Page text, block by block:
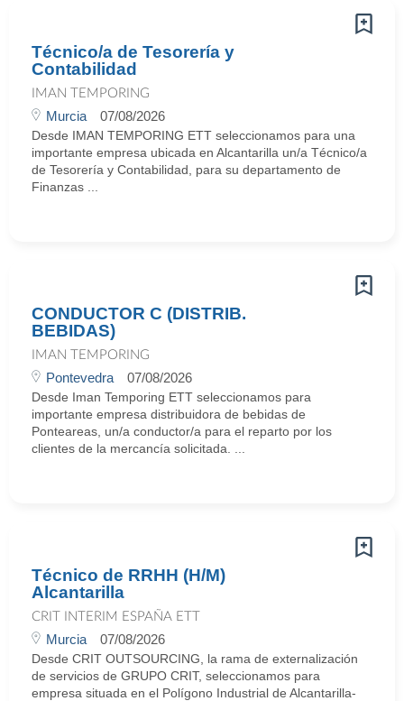
Técnico/a de Tesorería y
Contabilidad
IMAN TEMPORING
Murcia 07/08/2026
Desde IMAN TEMPORING ETT seleccionamos para una
importante empresa ubicada en Alcantarilla un/a Técnico/a
de Tesorería y Contabilidad, para su departamento de
Finanzas ...
CONDUCTOR C (DISTRIB.
BEBIDAS)
IMAN TEMPORING
Pontevedra 07/08/2026
Desde Iman Temporing ETT seleccionamos para
importante empresa distribuidora de bebidas de
Ponteareas, un/a conductor/a para el reparto por los
clientes de la mercancía solicitada. ...
Técnico de RRHH (H/M)
Alcantarilla
CRIT INTERIM ESPAÑA ETT
Murcia 07/08/2026
Desde CRIT OUTSOURCING, la rama de externalización
de servicios de GRUPO CRIT, seleccionamos para
empresa situada en el Polígono Industrial de Alcantarilla-